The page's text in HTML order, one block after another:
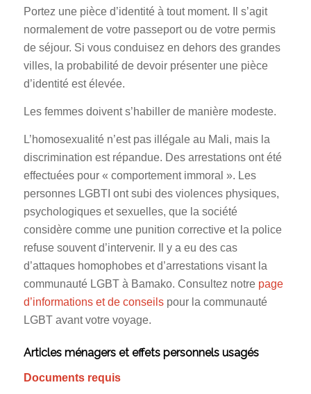
Portez une pièce d’identité à tout moment. Il s’agit
normalement de votre passeport ou de votre permis
de séjour. Si vous conduisez en dehors des grandes
villes, la probabilité de devoir présenter une pièce
d’identité est élevée.
Les femmes doivent s’habiller de manière modeste.
L’homosexualité n’est pas illégale au Mali, mais la
discrimination est répandue. Des arrestations ont été
effectuées pour « comportement immoral ». Les
personnes LGBTI ont subi des violences physiques,
psychologiques et sexuelles, que la société
considère comme une punition corrective et la police
refuse souvent d’intervenir. Il y a eu des cas
d’attaques homophobes et d’arrestations visant la
communauté LGBT à Bamako. Consultez notre page
d’informations et de conseilspour la communauté
LGBT avant votre voyage.
Articles ménagers et effets personnels usagés
Documents requis